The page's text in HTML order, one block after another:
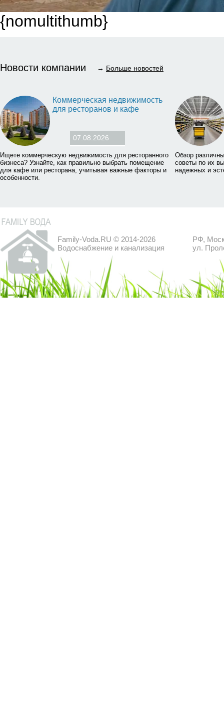
{nomultithumb}
Новости компании → Больше новостей
Коммерческая недвижимость
для ресторанов и кафе
07.08.2026
Ищете коммерческую недвижимость для ресторанного
бизнеса? Узнайте, как правильно выбрать помещение
для кафе или ресторана, учитывая важные факторы и
особенности.
Обзор
советы по их
надежных и
Family-Voda.RU © 2014-2026
Водоснабжение и канализация
РФ,
ул.